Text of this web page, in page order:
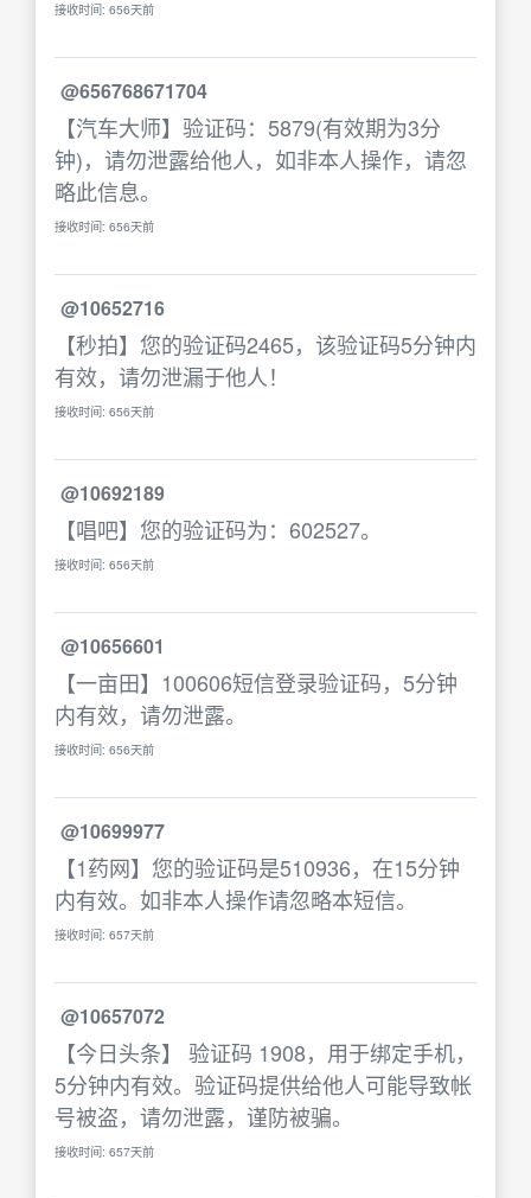
接收时间: 656天前
@656768671704
【汽车大师】验证码：5879(有效期为3分
钟)，请勿泄露给他人，如非本人操作，请忽
略此信息。
接收时间: 656天前
@10652716
【秒拍】您的验证码2465，该验证码5分钟内
有效，请勿泄漏于他人！
接收时间: 656天前
@10692189
【唱吧】您的验证码为：602527。
接收时间: 656天前
@10656601
【一亩田】100606短信登录验证码，5分钟
内有效，请勿泄露。
接收时间: 656天前
@10699977
【1药网】您的验证码是510936，在15分钟
内有效。如非本人操作请忽略本短信。
接收时间: 657天前
@10657072
【今日头条】 验证码 1908，用于绑定手机，
5分钟内有效。验证码提供给他人可能导致帐
号被盗，请勿泄露，谨防被骗。
接收时间: 657天前